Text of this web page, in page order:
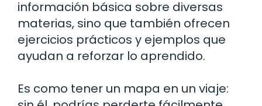
información básica sobre diversas
materias, sino que también ofrecen
ejercicios prácticos y ejemplos que
ayudan a reforzar lo aprendido.
Es como tener un mapa en un viaje: